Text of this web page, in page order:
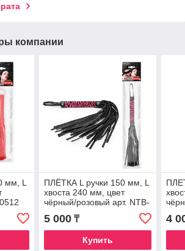
компании
мм, L
ПЛЁТКА L ручки 150 мм, L
хвоста 240 мм, цвет
чёрный/розовый арт. NTB-
5 000₸
Купить
4